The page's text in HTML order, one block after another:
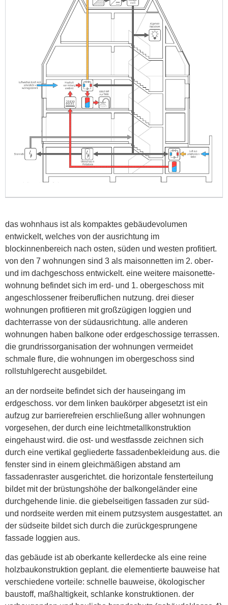
das wohnhaus ist als kompaktes gebäudevolumen
entwickelt, welches von der ausrichtung im
blockinnenbereich nach osten, süden und westen profitiert.
von den 7 wohnungen sind 3 als maisonnetten im 2. ober-
und im dachgeschoss entwickelt. eine weitere maisonette-
wohnung befindet sich im erd- und 1. obergeschoss mit
angeschlossener freiberuflichen nutzung. drei dieser
wohnungen profitieren mit großzügigen loggien und
dachterrasse von der südausrichtung. alle anderen
wohnungen haben balkone oder erdgeschossige terrassen.
die grundrissorganisation der wohnungen vermeidet
schmale flure, die wohnungen im obergeschoss sind
rollstuhlgerecht ausgebildet.
an der nordseite befindet sich der hauseingang im
erdgeschoss. vor dem linken baukörper abgesetzt ist ein
aufzug zur barrierefreien erschließung aller wohnungen
vorgesehen, der durch eine leichtmetallkonstruktion
eingehaust wird. die ost- und westfassde zeichnen sich
durch eine vertikal gegliederte fassadenbekleidung aus. die
fenster sind in einem gleichmäßigen abstand am
fassadenraster ausgerichtet. die horizontale fensterteilung
bildet mit der brüstungshöhe der balkongeländer eine
durchgehende linie. die giebelseitigen fassaden zur süd-
und nordseite werden mit einem putzsystem ausgestattet. an
der südseite bildet sich durch die zurückgesprungene
fassade loggien aus.
das gebäude ist ab oberkante kellerdecke als eine reine
holzbaukonstruktion geplant. die elementierte bauweise hat
verschiedene vorteile: schnelle bauweise, ökologischer
baustoff, maßhaltigkeit, schlanke konstruktionen. der